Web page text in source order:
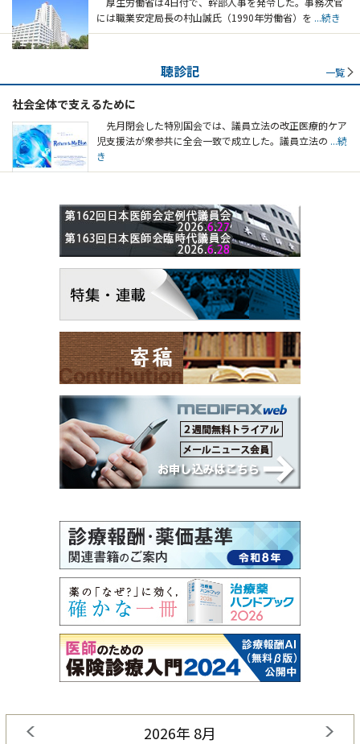
には職業安定局長の村山誠氏（1990年労働省）を ...続き
聴診記 一覧
社会全体で支えるために
先月閉会した特別国会では、議員立法の改正医療的ケア
児支援法が衆参共に全会一致で成立した。議員立法の ...続
き
2026年 8月